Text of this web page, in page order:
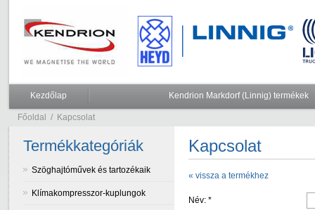
Kezdőlap Kendrion Markdorf (Linnig) termékek
Főoldal / Kapcsolat
Termékkategóriák
Szöghajtóművek és tartozékaik
Klímakompresszor-kuplungok
Kapcsolat
« vissza a termékhez
Név: *